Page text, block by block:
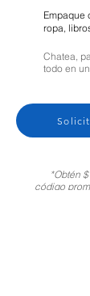
Empaque
ropa,
Chatea,
todo en
*Obtén
código